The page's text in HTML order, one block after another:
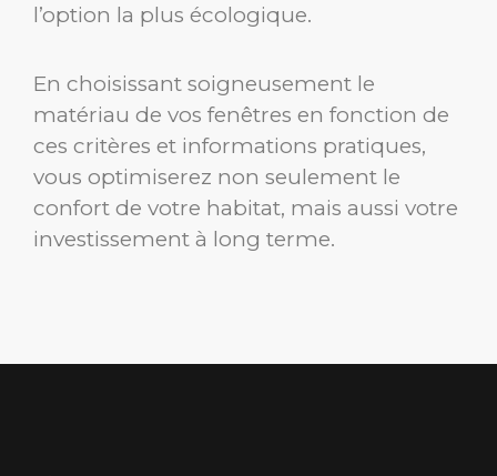
l’option la plus écologique.
En choisissant soigneusement le
matériau de vos fenêtres en fonction de
ces critères et informations pratiques,
vous optimiserez non seulement le
confort de votre habitat, mais aussi votre
investissement à long terme.